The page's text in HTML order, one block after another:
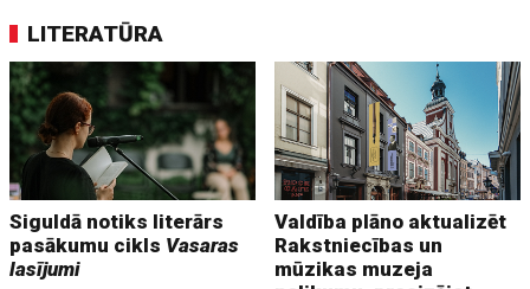
LITERATŪRA
Siguldā notiks literārs
pasākumu cikls Vasaras
lasījumi
Valdība plāno aktualizēt
Rakstniecības un
mūzikas muzeja